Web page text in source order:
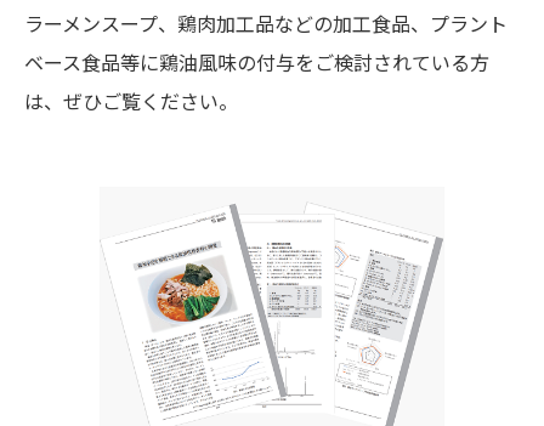
ラーメンスープ、鶏肉加工品などの加工食品、プラント
ベース食品等に鶏油風味の付与をご検討されている方
は、ぜひご覧ください。